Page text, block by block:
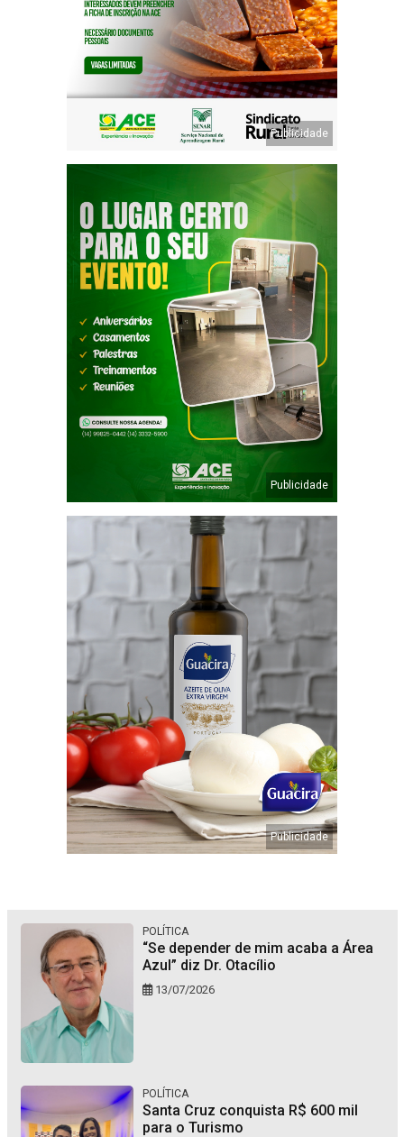
POLÍTICA
“Se depender de mim acaba a Área
Azul” diz Dr. Otacílio
13/07/2026
POLÍTICA
Santa Cruz conquista R$ 600 mil
para o Turismo